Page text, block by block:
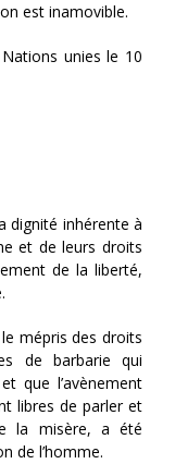
est inamovible.
unies le 10
dignité inhérente à
et de leurs droits
de la liberté,
mépris des droits
de barbarie qui
que l’avènement
libres de parler et
la misère, a été
de l’homme.